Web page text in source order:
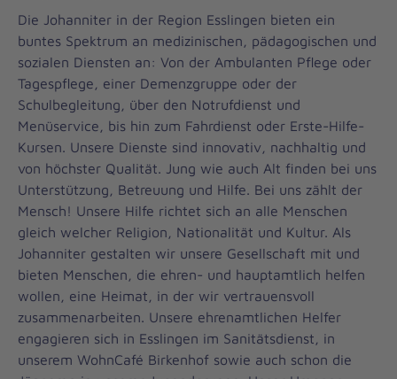
Die Johanniter in der Region Esslingen bieten ein
buntes Spektrum an medizinischen, pädagogischen und
sozialen Diensten an: Von der Ambulanten Pflege oder
Tagespflege, einer Demenzgruppe oder der
Schulbegleitung, über den Notrufdienst und
Menüservice, bis hin zum Fahrdienst oder Erste-Hilfe-
Kursen. Unsere Dienste sind innovativ, nachhaltig und
von höchster Qualität. Jung wie auch Alt finden bei uns
Unterstützung, Betreuung und Hilfe. Bei uns zählt der
Mensch! Unsere Hilfe richtet sich an alle Menschen
gleich welcher Religion, Nationalität und Kultur. Als
Johanniter gestalten wir unsere Gesellschaft mit und
bieten Menschen, die ehren- und hauptamtlich helfen
wollen, eine Heimat, in der wir vertrauensvoll
zusammenarbeiten. Unsere ehrenamtlichen Helfer
engagieren sich in Esslingen im Sanitätsdienst, in
unserem WohnCafé Birkenhof sowie auch schon die